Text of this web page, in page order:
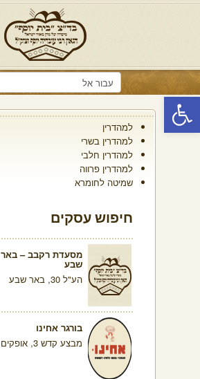
פתח סרגל נגישות
למהדרין
למהדרין בשרי
למהדרין חלבי
למהדרין פרווה
שמיטה לחומרא
חיפוש עסקים
מסעדת רקבב – באר
שבע
הע"ל 30, באר שבע
בורגר אחינו
מבצע קדש 3, אופקים